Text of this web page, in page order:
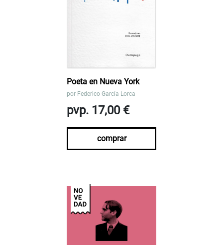
Poeta en Nueva York
por Federico García Lorca
pvp. 17,00 €
comprar